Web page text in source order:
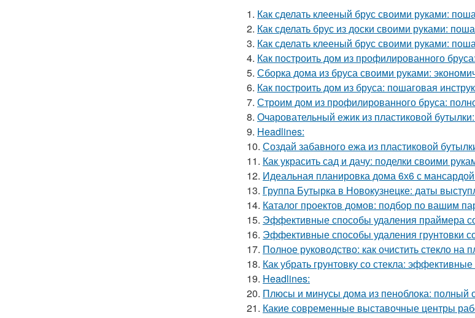
1. Как сделать клееный брус своими руками:
2. Как сделать брус из доски своими руками:
3. Как сделать клееный брус своими руками:
4. Как построить дом из профилированного
5. Сборка дома из бруса своими руками:
6. Как построить дом из бруса: пошаговая
7. Строим дом из профилированного бруса:
8. Очаровательный ежик из пластиковой
9. Headlines:
10. Создай забавного ежа из пластиковой
11. Как украсить сад и дачу: поделки своими
12. Идеальная планировка дома 6х6 с
13. Группа Бутырка в Новокузнецке: даты
14. Каталог проектов домов: подбор по вашим
15. Эффективные способы удаления праймера
16. Эффективные способы удаления грунтовки
17. Полное руководство: как очистить стекло на
18. Как убрать грунтовку со стекла:
19. Headlines:
20. Плюсы и минусы дома из пеноблока: полный
21. Какие современные выставочные центры